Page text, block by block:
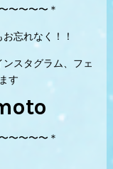
〜〜〜〜＊
忘れなく！！
スタグラム、フェ
す
〜〜〜〜＊